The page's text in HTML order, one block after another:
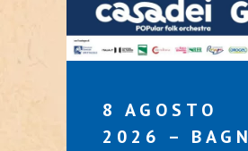
8 AGOSTO
2026 –